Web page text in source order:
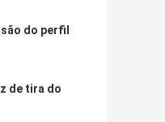
do perfil
de tira do